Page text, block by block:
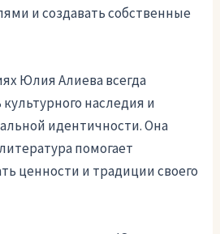
и создавать собственные
Юлия Алиева всегда
наследия и
идентичности. Она
помогает
ценности и традиции своего